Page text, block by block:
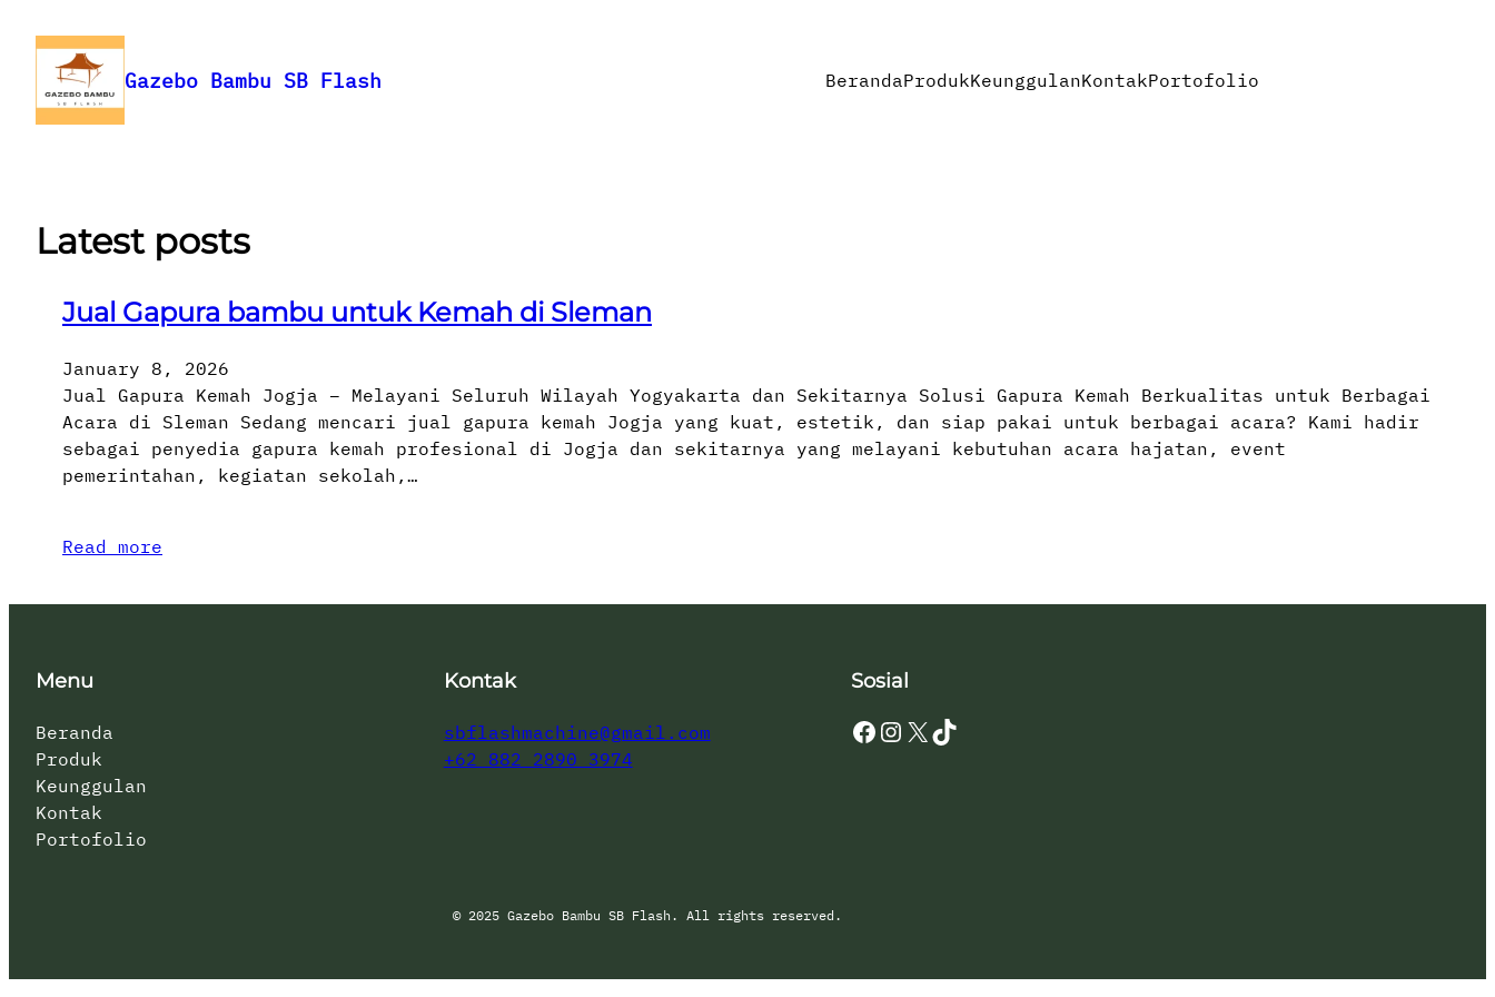
content
Gazebo Bambu SB Flash BerandaProdukKeunggulanKontakPortofolio
Latest posts
Jual Gapura bambu untuk Kemah di Sleman
January 8, 2026
Jual Gapura Kemah Jogja – Melayani Seluruh Wilayah Yogyakarta dan Sekitarnya Solusi Gapura Kemah Berkualitas untuk Berbagai
Acara di Sleman Sedang mencari jual gapura kemah Jogja yang kuat, estetik, dan siap pakai untuk berbagai acara? Kami hadir
sebagai penyedia gapura kemah profesional di Jogja dan sekitarnya yang melayani kebutuhan acara hajatan, event
pemerintahan, kegiatan sekolah,…
Read more
Menu
Beranda
Produk
Keunggulan
Kontak
Portofolio
Kontak
sbflashmachine@gmail.com
+62 882 2890 3974
Sosial
Facebook Instagram X TikTok
© 2025 Gazebo Bambu SB Flash. All rights reserved.